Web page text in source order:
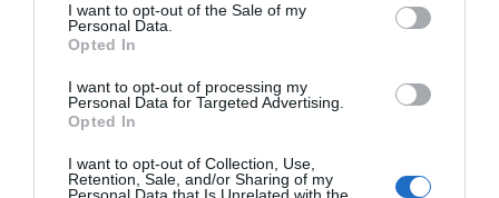
I want to opt-out of the Sale of my
Personal Data.
Opted In
I want to opt-out of processing my
Personal Data for Targeted Advertising.
Opted In
I want to opt-out of Collection, Use,
Retention, Sale, and/or Sharing of my
l’Europa Occidental. “És quan surten
pràcticament totes les novetats, quan es lliura el
Nobel a primers d’octubre i quan se celebra la
de Frankfurt, el gran epicentre mundial de la
Itàlia encadenen fires literàries en aquestes dates,